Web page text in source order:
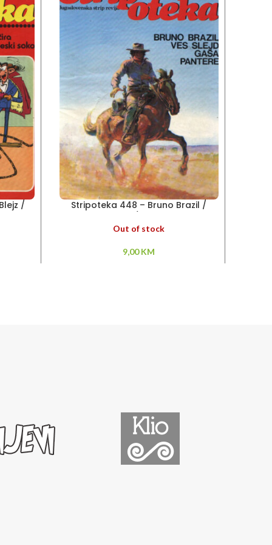
/
Stripoteka 448 – Bruno Brazil /
Out of stock
9,00KM